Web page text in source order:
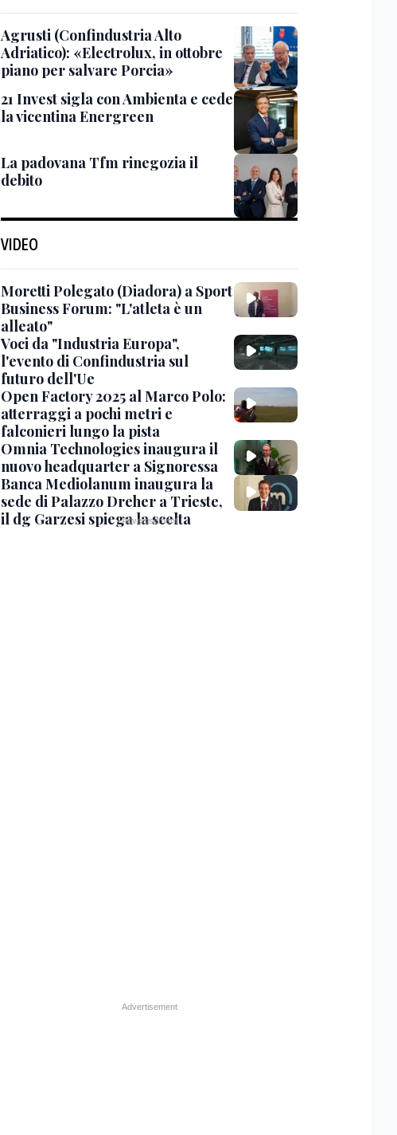
Agrusti (Confindustria Alto
Adriatico): «Electrolux, in ottobre
piano per salvare Porcia»
21 Invest sigla con Ambienta e cede
la vicentina Energreen
La padovana Tfm rinegozia il
debito
VIDEO
Moretti Polegato (Diadora) a Sport
Business Forum: "L'atleta è un
alleato"
Voci da "Industria Europa",
l'evento di Confindustria sul
futuro dell'Ue
Open Factory 2025 al Marco Polo:
atterraggi a pochi metri e
falconieri lungo la pista
Omnia Technologies inaugura il
nuovo headquarter a Signoressa
Banca Mediolanum inaugura la
sede di Palazzo Dreher a Trieste,
il dg Garzesi spiega la scelta